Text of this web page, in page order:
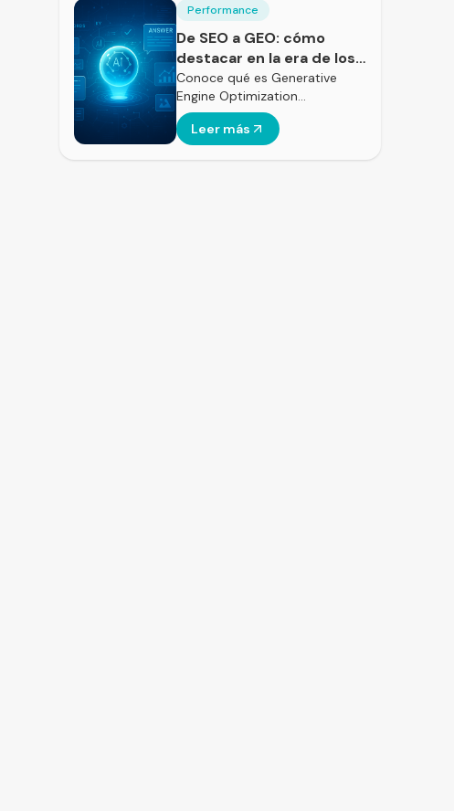
Performance
De SEO a GEO: cómo
destacar en la era de los
motores generativos
Conoce qué es Generative
Engine Optimization…
Leer más